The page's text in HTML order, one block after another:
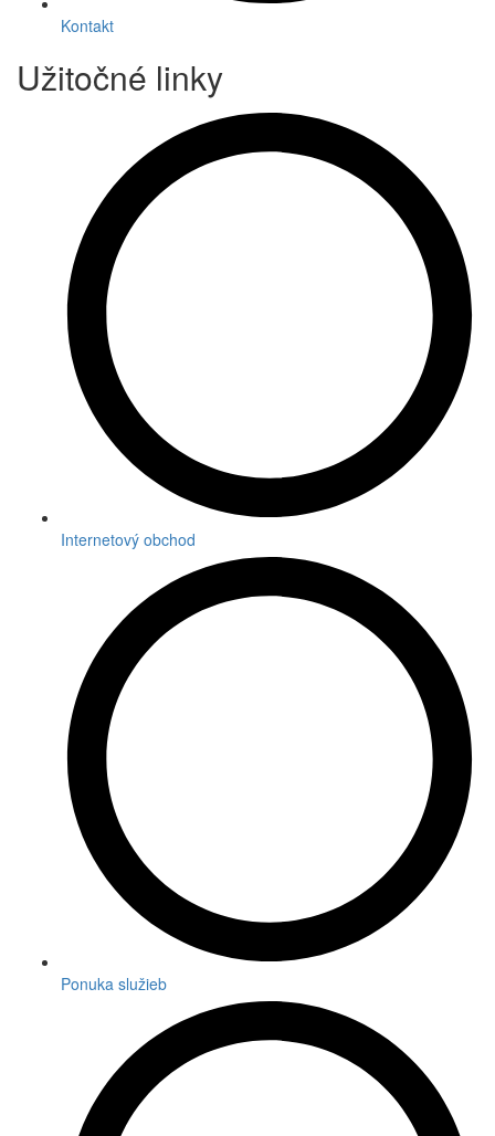
Kontakt
Užitočné linky
Internetový obchod
Ponuka služieb